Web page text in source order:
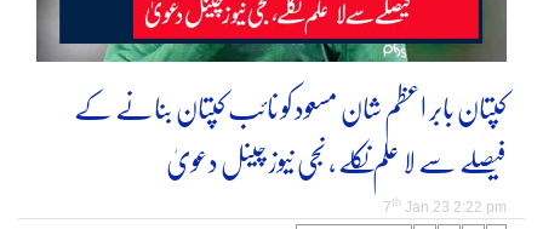
کپتان بابر اعظم شان مسعود کو نائب کپتان بنانے کے
فیصلے سے لا علم نکلے ، نجی نیوز چینل دعویٰ
7th Jan 23 2:22 pm